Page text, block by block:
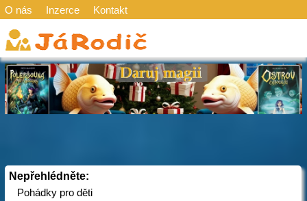
O nás Inzerce Kontakt
Nepřehlédněte:
Pohádky pro děti